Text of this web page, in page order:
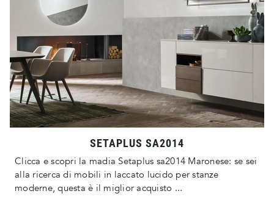
SETAPLUS SA2014
Clicca e scopri la madia Setaplus sa2014 Maronese: se sei
alla ricerca di mobili in laccato lucido per stanze
moderne, questa è il miglior acquisto ...